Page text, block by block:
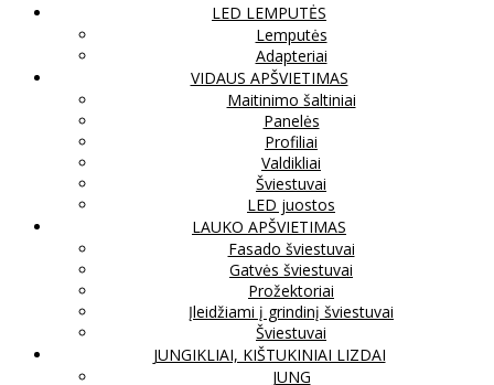
LED LEMPUTĖS
Lemputės
Adapteriai
VIDAUS APŠVIETIMAS
Maitinimo šaltiniai
Panelės
Profiliai
Valdikliai
Šviestuvai
LED juostos
LAUKO APŠVIETIMAS
Fasado šviestuvai
Gatvės šviestuvai
Prožektoriai
Įleidžiami į grindinį šviestuvai
Šviestuvai
JUNGIKLIAI, KIŠTUKINIAI LIZDAI
JUNG